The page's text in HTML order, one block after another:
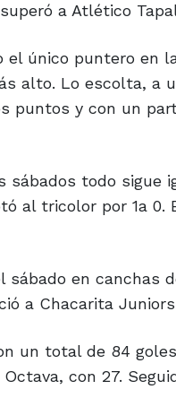
a Atlético
el único puntero en
alto. Lo escolta, a
puntos y con un
sábados todo sigue
al tricolor por 1a
en canchas
a Chacarita
un total de 84
con 27.